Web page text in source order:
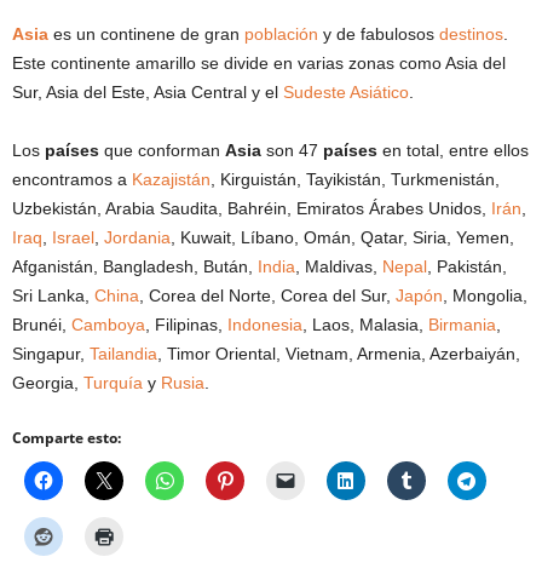
Asia es un continene de gran población y de fabulosos destinos
Este continente amarillo se divide en varias zonas como Asia del
Sur, Asia del Este, Asia Central y el Sudeste Asiático
Los países que conforman Asia son 47 países en total, entre ellos
encontramos a Kazajistán , Kirguistán, Tayikistán, Turkmenistán,
Uzbekistán, Arabia Saudita, Bahréin, Emiratos Árabes Unidos, Irán
Iraq
Israel Jordania , Kuwait, Líbano, Omán, Qatar, Siria, Yemen,
Afganistán, Bangladesh, Bután, India , Maldivas, Nepal , Pakistán,
Sri Lanka, China , Corea del Norte, Corea del Sur, Japón , Mongolia,
Brunéi, Camboya , Filipinas, Indonesia , Laos, Malasia, Birmania
Singapur, Tailandia , Timor Oriental, Vietnam, Armenia, Azerbaiyán,
Georgia, Turquía y Rusia
Comparte esto: